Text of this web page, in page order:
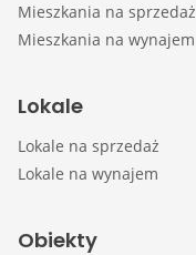
Mieszkania na sprzedaż
Mieszkania na wynajem
Lokale
Lokale na sprzedaż
Lokale na wynajem
Obiekty